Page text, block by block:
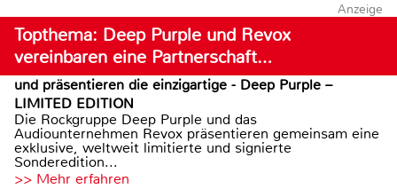
Anzeige
Topthema: Deep Purple und Revox
vereinbaren eine Partnerschaft…
und präsentieren die einzigartige - Deep Purple –
LIMITED EDITION
Die Rockgruppe Deep Purple und das
Audiounternehmen Revox präsentieren gemeinsam eine
exklusive, weltweit limitierte und signierte
Sonderedition...
>> Mehr erfahren